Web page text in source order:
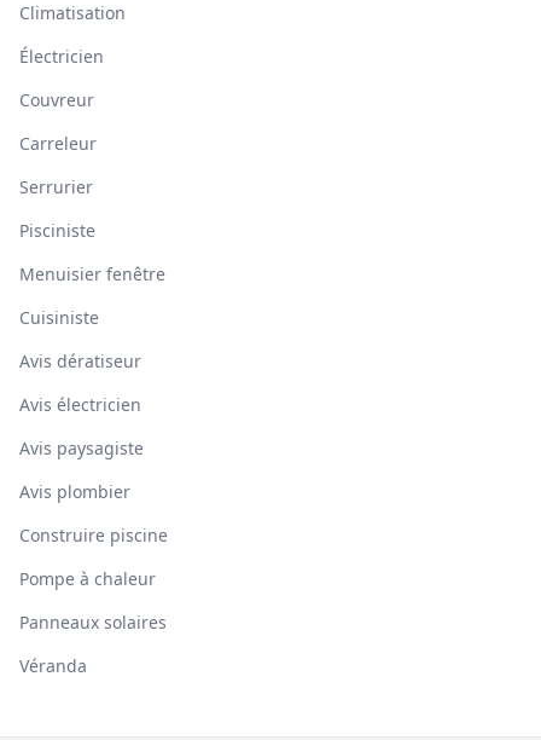
Climatisation
Électricien
Couvreur
Carreleur
Serrurier
Pisciniste
Menuisier fenêtre
Cuisiniste
Avis dératiseur
Avis électricien
Avis paysagiste
Avis plombier
Construire piscine
Pompe à chaleur
Panneaux solaires
Véranda